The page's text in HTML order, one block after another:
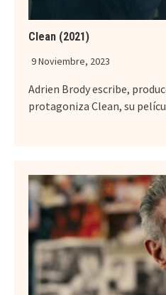
Clean (2021)
9 Noviembre, 2023
Adrien Brody escribe,
protagoniza Clean, su